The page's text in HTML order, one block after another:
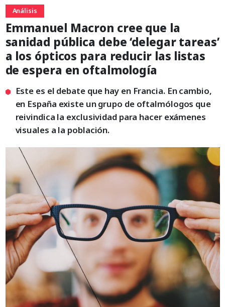
Análisis
Emmanuel Macron cree que la
sanidad pública debe ‘delegar tareas’
a los ópticos para reducir las listas
de espera en oftalmología
Este es el debate que hay en Francia. En cambio,
en España existe un grupo de oftalmólogos que
reivindica la exclusividad para hacer exámenes
visuales a la población.